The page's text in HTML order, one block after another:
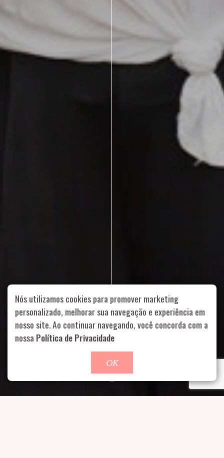
Rua Aurélia, 1714 – Vila Romana, São Paulo – SP | 55 11
99178-5848 | contato@nucleofood.com
Role para continar
Nós utilizamos cookies para promover marketing
personalizado, melhorar sua navegação e experiência em
nosso site. Ao continuar navegando, você concorda com a
nossa Política de Privacidade
OK